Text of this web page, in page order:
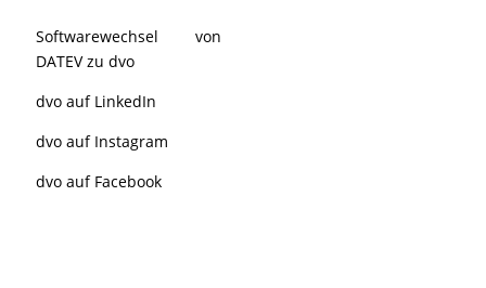
Softwarewechsel von
DATEV zu dvo
dvo auf LinkedIn
dvo auf Instagram
dvo auf Facebook